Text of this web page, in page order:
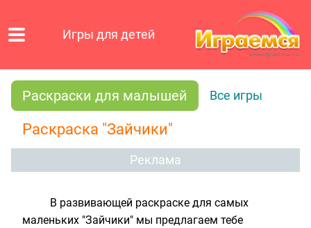
Игры для детей
Раскраски для малышей Все игры
Раскраска "Зайчики"
Реклама
В развивающей раскраске для самых
маленьких "Зайчики" мы предлагаем тебе